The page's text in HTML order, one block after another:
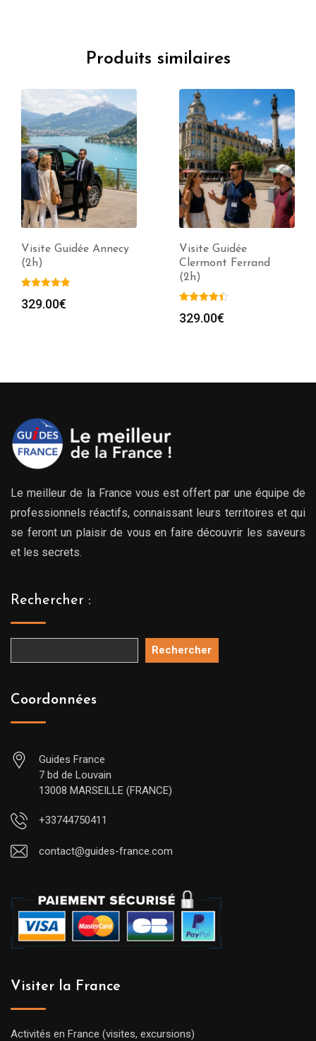
Produits similaires
Visite Guidée Annecy
(2h)
329.00€
Visite Guidée
Clermont Ferrand
(2h)
329.00€
Le meilleur de la France vous est offert par une équipe de
professionnels réactifs, connaissant leurs territoires et qui
se feront un plaisir de vous en faire découvrir les saveurs
et les secrets.
Rechercher :
Rechercher
Coordonnées
Guides France
7 bd de Louvain
13008 MARSEILLE (FRANCE)
+33744750411
contact@guides-france.com
Visiter la France
Activités en France (visites, excursions)